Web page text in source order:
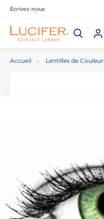
Écrivez-nous
Accueil Lentilles de Couleur